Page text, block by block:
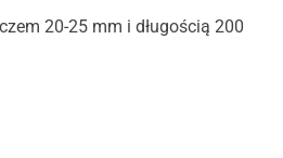
20-25 mm i długością 200